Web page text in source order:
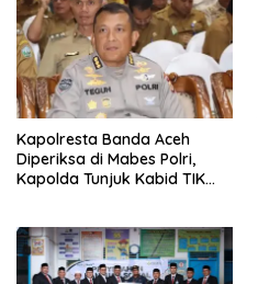
Kapolresta Banda Aceh
Diperiksa di Mabes Polri,
Kapolda Tunjuk Kabid TIK